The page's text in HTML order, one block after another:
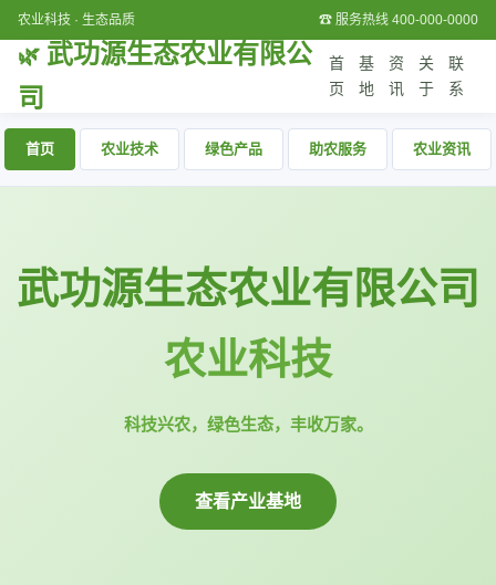
农业科技 · 生态品质 ☎ 服务热线 400-000-0000
武功源生态农业有限公
司
首
页
基
地
资
讯
关
于
联
系
首页 农业技术 绿色产品 助农服务 农业资讯
武功源生态农业有限公司
农业科技
科技兴农，绿色生态，丰收万家。
查看产业基地